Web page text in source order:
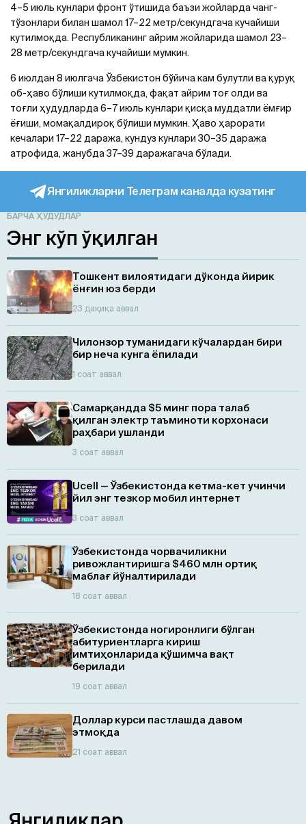
4–5 июль кунлари фронт ўтишида баъзи жойларда чанг-
тўзонлари билан шамол 17–22 метр/секундгача кучайиши
кутилмоқда. Республиканинг айрим жойларида шамол 23–
28 метр/секундгача кучайиши мумкин.
6 июлдан 8 июлгача Ўзбекистон бўйича кам булутли ва қуруқ
об-ҳаво бўлиши кутилмоқда, фақат айрим тоғ олди ва
тоғли ҳудудларда 6–7 июль кунлари қисқа муддатли ёмғир
ёғиши, момақалдироқ бўлиши мумкин. Ҳаво ҳарорати
кечалари 17–22 даража, кундуз кунлари 30–35 даража
атрофида, жанубда 37–39 даражагача бўлади.
Янгиликларни Телеграм каналда кузатинг
БАРЧА ҲУДУДЛАР
Энг кўп ўқилган
Тошкент вилоятидаги дўконда йирик
ёнғин юз берди
23 дақиқа аввал
Чилонзор туманидаги кўчалардан бири
бир неча кунга ёпилади
1 соат аввал
Самарқандда $5 минг пора талаб
қилган электр таъминоти корхонаси
раҳбари ушланди
3 соат аввал
Ucell — Ўзбекистонда кетма-кет учинчи
йил энг тезкор мобил интернет
3 соат аввал
Ўзбекистонда чорвачиликни
ривожлантиришга $460 млн ортиқ
маблағ йўналтирилади
18 соат аввал
Ўзбекистонда ногиронлиги бўлган
абитуриентларга кириш
имтиҳонларида қўшимча вақт
берилади
19 соат аввал
Доллар курси пастлашда давом
этмоқда
21 соат аввал